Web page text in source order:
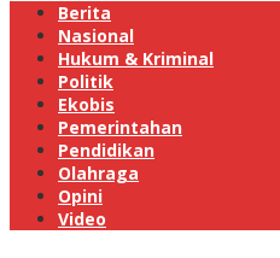
Berita
Nasional
Hukum & Kriminal
Politik
Ekobis
Pemerintahan
Pendidikan
Olahraga
Opini
Video